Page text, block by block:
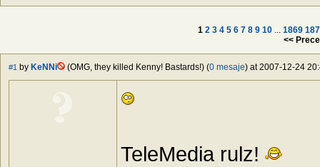
1 2 3 4 5 6 7 8 9 10 ... 1869
<<
#1 by KeNNi (OMG, they killed Kenny! Bastards!) (0 mesaje) at 2007-12-24
TeleMedia rulz!